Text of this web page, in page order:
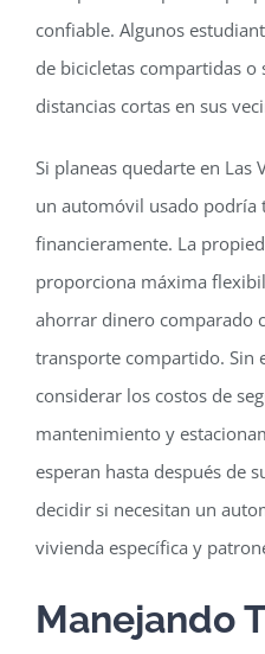
confiable. Algunos
de bicicletas compartidas o
distancias cortas en sus
Si planeas quedarte en Las
un automóvil usado podría
financieramente. La
proporciona máxima
ahorrar dinero comparado
transporte compartido. Sin
considerar los costos de
mantenimiento y
esperan hasta después de
decidir si necesitan un
vivienda específica y
Manejando